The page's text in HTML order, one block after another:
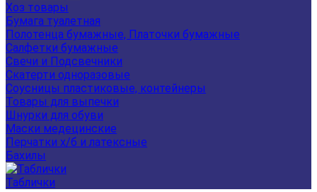
Хоз товары
Бумага туалетная
Полотенца бумажные, Платочки бумажные
Салфетки бумажные
Свечи и Подсвечники
Скатерти одноразовые
Соусницы пластиковые, контейнеры
Товары для выпечки
Шнурки для обуви
Маски медецинские
Перчатки х/б и латексные
Бахилы
Таблички